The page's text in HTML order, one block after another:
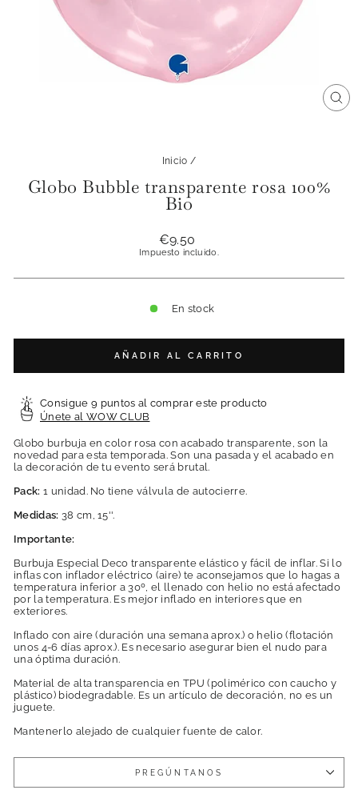
Inicio /
Globo Bubble transparente rosa 100%
Bio
Precio
habitual
€9.50
Impuesto incluido.
En stock
AÑADIR AL CARRITO
Consigue 9 puntos al comprar este producto
Únete al WOW CLUB
Globo burbuja en color rosa con acabado transparente, son la
novedad para esta temporada. Son una pasada y el acabado en
la decoración de tu evento será brutal.
Pack: 1 unidad. No tiene válvula de autocierre.
Medidas: 38 cm, 15''.
Importante:
Burbuja Especial Deco transparente elástico y fácil de inflar. Si lo
inflas con inflador eléctrico (aire) te aconsejamos que lo hagas a
temperatura inferior a 30º, el llenado con helio no está afectado
por la temperatura. Es mejor inflado en interiores que en
exteriores.
Inflado con aire (duración una semana aprox.) o helio (flotación
unos 4-6 días aprox.). Es necesario asegurar bien el nudo para
una óptima duración.
Material de alta transparencia en TPU (polimérico con caucho y
plástico) biodegradable. Es un artículo de decoración, no es un
juguete.
Mantenerlo alejado de cualquier fuente de calor.
PREGÚNTANOS